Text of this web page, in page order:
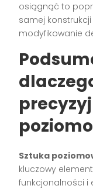
osiągnąć to
samej
modyfikowanie
Sztuka
kluczowy
funkcjonalności i